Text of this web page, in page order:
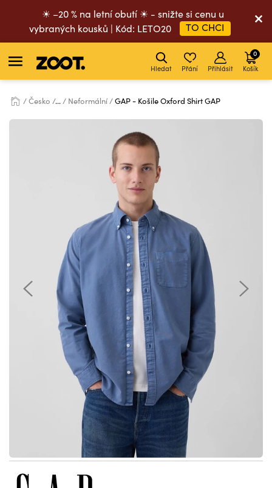
☀ –20 % na letní obutí ☀ - snižte si cenu u
vybraných kousků | Kód: LETO20
TO CHCI
Hledat Přání Přihlásit Košík
0
Česko ... Neformální GAP - Košile Oxford Shirt GAP